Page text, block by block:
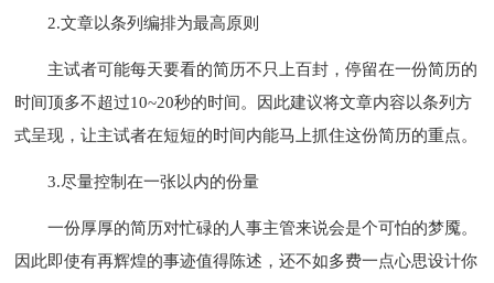
2.文章以条列编排为最高原则
主试者可能每天要看的简历不只上百封，停留在一份简历的
时间顶多不超过10~20秒的时间。因此建议将文章内容以条列方
式呈现，让主试者在短短的时间内能马上抓住这份简历的重点。
3.尽量控制在一张以内的份量
一份厚厚的简历对忙碌的人事主管来说会是个可怕的梦魇。
因此即使有再辉煌的事迹值得陈述，还不如多费一点心思设计你